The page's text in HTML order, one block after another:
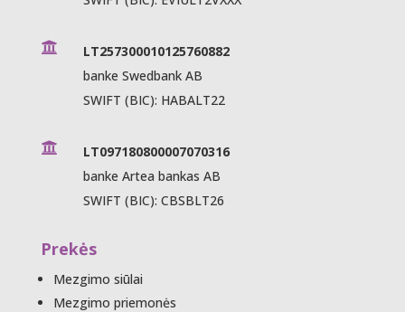

LT257300010125760882
banke Swedbank AB
SWIFT (BIC): HABALT22

LT097180800007070316
banke Artea bankas AB
SWIFT (BIC): CBSBLT26
Prekės
Mezgimo siūlai
Mezgimo priemonės